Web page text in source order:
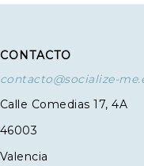
CONTACTO
contacto@socialize-
Calle Comedias 17, 4A
46003
Valencia